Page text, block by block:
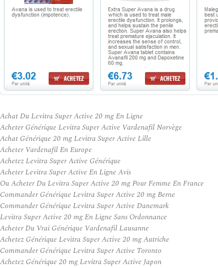
Achat Du Levitra Super Active 20 mg En Ligne
Acheter Générique Levitra Super Active Vardenafil Norvège
Achat Générique 20 mg Levitra Super Active Lille
Acheter Vardenafil En Europe
Achetez Levitra Super Active Générique
Acheter Levitra Super Active En Ligne Avis
Ou Acheter Du Levitra Super Active 20 mg Pour Femme En France
Commander Générique Levitra Super Active 20 mg Berne
Commander Générique Levitra Super Active Danemark
Levitra Super Active 20 mg En Ligne Sans Ordonnance
Acheter Du Vrai Générique Vardenafil Lausanne
Achetez Générique Levitra Super Active 20 mg Autriche
Commander Générique Levitra Super Active Toronto
Achetez Générique 20 mg Levitra Super Active Japon